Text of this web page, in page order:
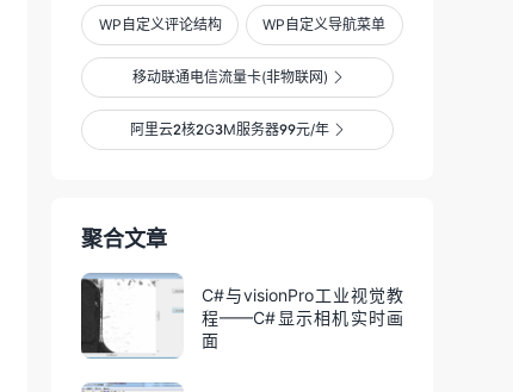
WP自定义评论结构 WP自定义导航菜单
移动联通电信流量卡(非物联网) 
阿里云2核2G3M服务器99元/年 
聚合文章
C#与visionPro工业视觉教
程——C#显示相机实时画
面